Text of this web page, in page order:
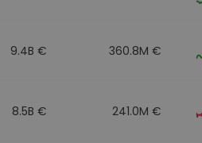
9.4B € 360.8M €
8.5B € 241.0M €